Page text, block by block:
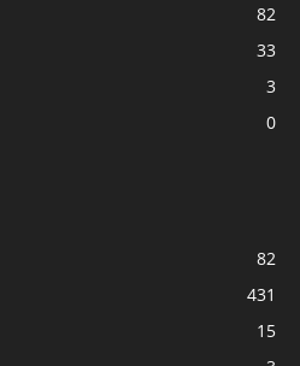
82
33
3
0
82
431
15